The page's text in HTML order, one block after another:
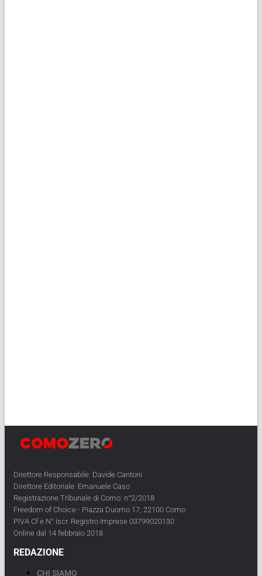
Direttore Responsabile: Davide Cantoni
Direttore Editoriale: Emanuele Caso
Registrazione Tribunale di Como: n°2/2018
Freedom of Choice - Piazza Duomo 17, 22100 Como
PIVA Cf e N° Iscr. Registro Imprese 03799020130
Online dal 14 febbraio 2018
REDAZIONE
CHI SIAMO